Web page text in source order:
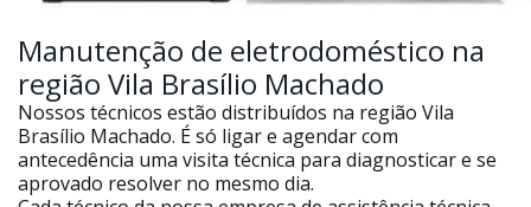
Manutenção de eletrodoméstico na
região Vila Brasílio Machado
Nossos técnicos estão distribuídos na região Vila
Brasílio Machado. É só ligar e agendar com
antecedência uma visita técnica para diagnosticar e se
aprovado resolver no mesmo dia.